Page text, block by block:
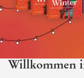
Willkommen